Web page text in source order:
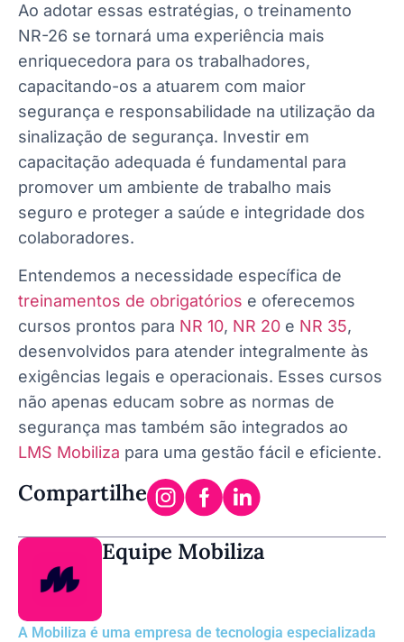
Ao adotar essas estratégias, o treinamento
NR-26 se tornará uma experiência mais
enriquecedora para os trabalhadores,
capacitando-os a atuarem com maior
segurança e responsabilidade na utilização da
sinalização de segurança. Investir em
capacitação adequada é fundamental para
promover um ambiente de trabalho mais
seguro e proteger a saúde e integridade dos
colaboradores.
Entendemos a necessidade específica de
treinamentos de obrigatórios e oferecemos
cursos prontos para NR 10, NR 20 e NR 35,
desenvolvidos para atender integralmente às
exigências legais e operacionais. Esses cursos
não apenas educam sobre as normas de
segurança mas também são integrados ao
LMS Mobiliza para uma gestão fácil e eficiente.
Compartilhe
Equipe Mobiliza
A Mobiliza é uma empresa de tecnologia especializada